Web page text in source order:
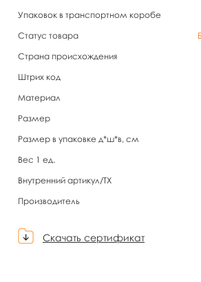
Упаковок в транспортном коробе
Статус товара
Страна происхождения
Штрих код
Материал
Размер
Размер в упаковке д*ш*в, см
Вес 1 ед.
Внутренний артикул/TX
Производитель
Скачать сертификат